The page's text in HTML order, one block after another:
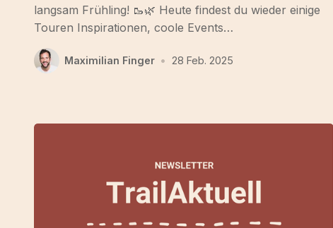
langsam Frühling! 🥾🌿 Heute findest du wieder einige
Touren Inspirationen, coole Events…
Maximilian Finger • 28 Feb. 2025